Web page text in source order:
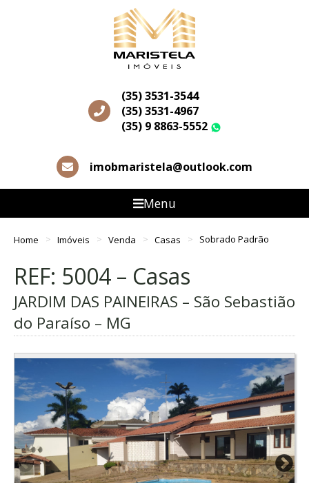
(35) 3531-3544
(35) 3531-4967
(35) 9 8863-5552
imobmaristela@outlook.com
Menu
Home Imóveis Venda Casas Sobrado Padrão
REF: 5004 – Casas
JARDIM DAS PAINEIRAS – São Sebastião
do Paraíso – MG